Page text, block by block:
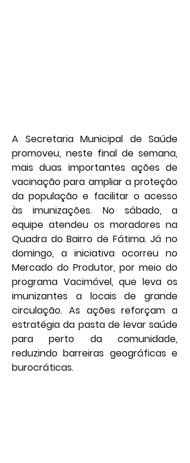
A Secretaria Municipal de Saúde
promoveu, neste final de semana,
mais duas importantes ações de
vacinação para ampliar a proteção
da população e facilitar o acesso
às imunizações. No sábado, a
equipe atendeu os moradores na
Quadra do Bairro de Fátima. Já no
domingo, a iniciativa ocorreu no
Mercado do Produtor, por meio do
programa Vacimóvel, que leva os
imunizantes a locais de grande
circulação. As ações reforçam a
estratégia da pasta de levar saúde
para perto da comunidade,
reduzindo barreiras geográficas e
burocráticas.